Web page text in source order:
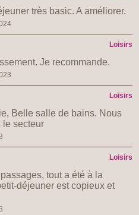
très basic. A améliorer.
Loisirs
Je recommande.
Loisirs
Belle salle de bains. Nous
le secteur
Loisirs
tout a été à la
déjeuner est copieux et